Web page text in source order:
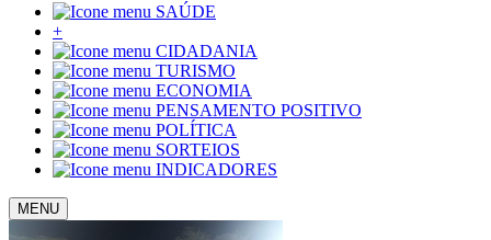
SAÚDE
+
CIDADANIA
TURISMO
ECONOMIA
PENSAMENTO POSITIVO
POLÍTICA
SORTEIOS
INDICADORES
MENU